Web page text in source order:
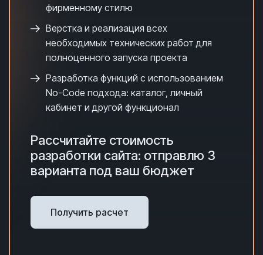
фирменному стилю
Верстка и реализация всех
необходимых технических работ для
полноценного запуска проекта
Разработка функций с использованием
No-Code подхода: каталог, личный
кабинет и другой функционал
Рассчитайте стоимость
разработки сайта: отправлю 3
варианта под ваш бюджет
Получить расчет